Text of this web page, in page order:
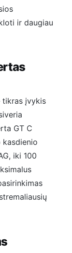
ir daugiau
tikras įvykis
GT C
iki 100